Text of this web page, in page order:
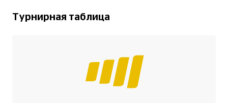
Турнирная таблица